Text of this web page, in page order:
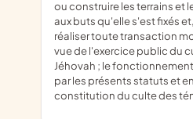
ou construire les terrains et
aux buts qu'elle s'est fixés
réaliser toute transaction
vue de l'exercice public du
Jéhovah ; le
par les présents statuts et
constitution du culte des